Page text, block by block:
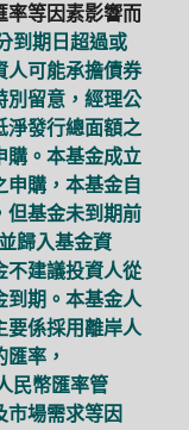
率等因素影響而
到期日超過或
人可能承擔債券
別留意，經理公
淨發行總面額之
購。本基金成立
申購，本基金自
但基金未到期前
歸入基金資
不建議投資人從
到期。本基金人
要係採用離岸人
率，
民幣匯率管
市場需求等因